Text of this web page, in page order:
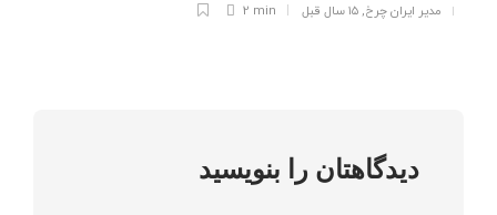
مدیر ایران چرخ, ۱۵ سال قبل 2 min
دیدگاهتان را بنویسید